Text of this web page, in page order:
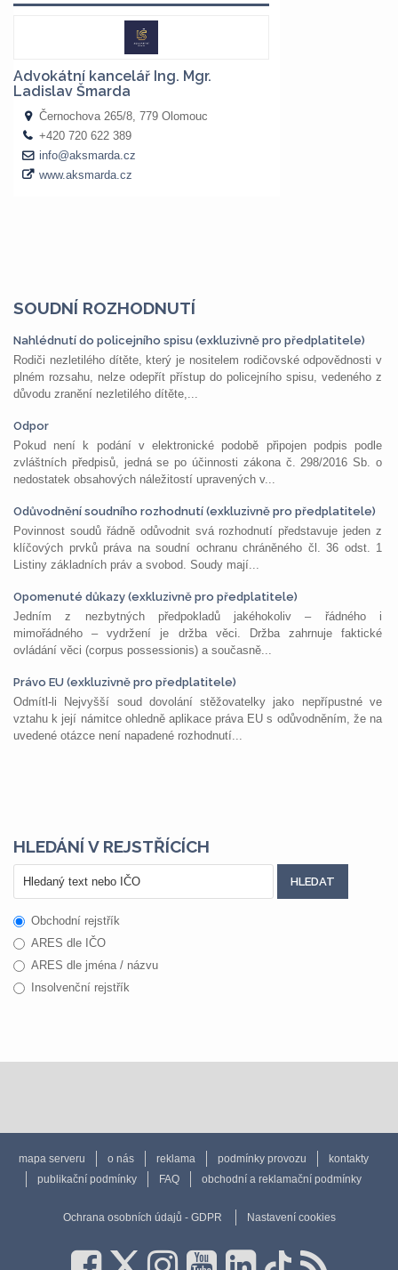
SOUDNÍ ROZHODNUTÍ
Nahlédnutí do policejního spisu (exkluzivně pro předplatitele)
Rodiči nezletilého dítěte, který je nositelem rodičovské odpovědnosti v
plném rozsahu, nelze odepřít přístup do policejního spisu, vedeného z
důvodu zranění nezletilého dítěte,...
Odpor
Pokud není k podání v elektronické podobě připojen podpis podle
zvláštních předpisů, jedná se po účinnosti zákona č. 298/2016 Sb. o
nedostatek obsahových náležitostí upravených v...
Odůvodnění soudního rozhodnutí (exkluzivně pro předplatitele)
Povinnost soudů řádně odůvodnit svá rozhodnutí představuje jeden z
klíčových prvků práva na soudní ochranu chráněného čl. 36 odst. 1
Listiny základních práv a svobod. Soudy mají...
Opomenuté důkazy (exkluzivně pro předplatitele)
Jedním z nezbytných předpokladů jakéhokoliv – řádného i
mimořádného – vydržení je držba věci. Držba zahrnuje faktické
ovládání věci (corpus possessionis) a současně...
Právo EU (exkluzivně pro předplatitele)
Odmítl-li Nejvyšší soud dovolání stěžovatelky jako nepřípustné ve
vztahu k její námitce ohledně aplikace práva EU s odůvodněním, že na
uvedené otázce není napadené rozhodnutí...
HLEDÁNÍ V REJSTŘÍCÍCH
Obchodní rejstřík
ARES dle IČO
ARES dle jména / názvu
Insolvenční rejstřík
mapa serveru o nás reklama podmínky provozu
kontakty
publikační podmínky
FAQ obchodní a reklamační podmínky
Ochrana osobních údajů - GDPR Nastavení cookies